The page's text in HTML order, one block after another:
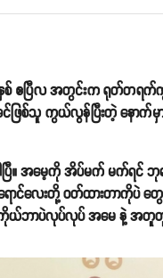
နှစ် ဧပြီလ အတွင်းက ရုတ်တ
ဖြစ်သူ ကွယ်လွန်ပြီးတဲ့ နော
အမေ့ကို အိပ်မက် မက်ရင် ဘုရာ
ောင်လေးတို့ ဝတ်ထားတာကိုပဲ
ကိုယ်ဘာပဲလုပ်လုပ် အမေ နဲ့ အ